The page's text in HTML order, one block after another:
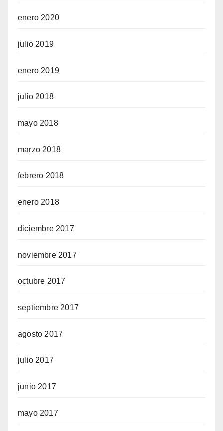
enero 2020
julio 2019
enero 2019
julio 2018
mayo 2018
marzo 2018
febrero 2018
enero 2018
diciembre 2017
noviembre 2017
octubre 2017
septiembre 2017
agosto 2017
julio 2017
junio 2017
mayo 2017